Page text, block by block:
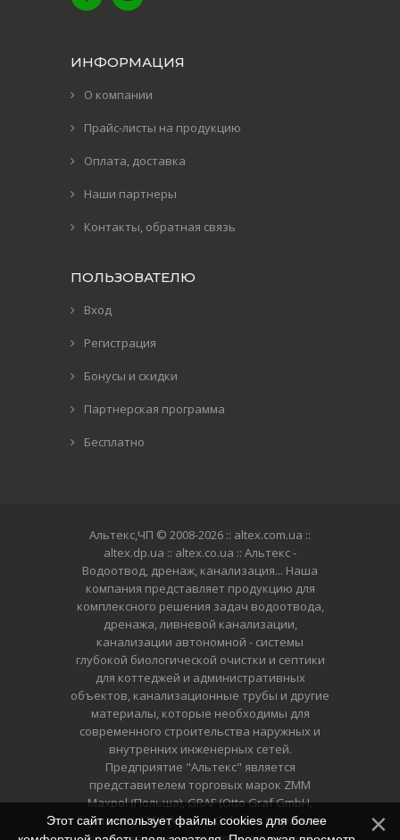
ИНФОРМАЦИЯ
О компании
Прайс-листы на продукцию
Оплата, доставка
Наши партнеры
Контакты, обратная связь
ПОЛЬЗОВАТЕЛЮ
Вход
Регистрация
Бонусы и скидки
Партнерская программа
Бесплатно
Альтекс,ЧП © 2008-2026 :: altex.com.ua ::
altex.dp.ua :: altex.co.ua :: Альтекс -
Водоотвод, дренаж, канализация... Наша
компания представляет продукцию для
комплексного решения задач водоотвода,
дренажа, ливневой канализации,
канализации автономной - системы
глубокой биологической очистки и септики
для коттеджей и административных
объектов, канализационные трубы и другие
материалы, которые необходимы для
современного строительства наружных и
внутренних инженерных сетей.
Предприятие "Альтекс" является
представителем торговых марок ZMM
Maxpol (Польша), GRAF (Otto Graf GmbH,
Германия), MCH (Чехия), Gidrolica (Украина),
Этот сайт использует файлы cookies для более